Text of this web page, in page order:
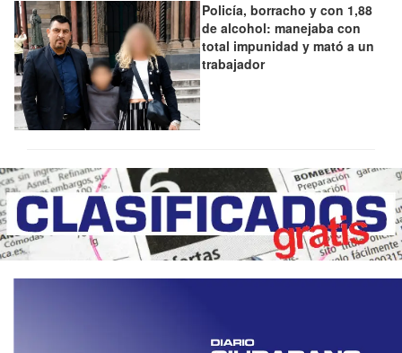
Policía, borracho y con 1,88
de alcohol: manejaba con
total impunidad y mató a un
trabajador